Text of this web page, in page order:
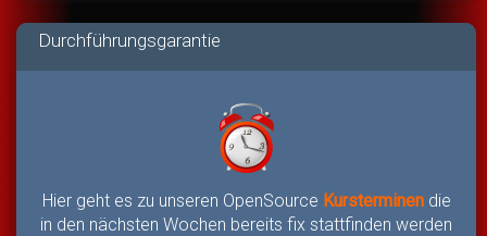
Durchführungsgarantie
Hier geht es zu unseren OpenSource Kursterminen die
in den nächsten Wochen bereits fix stattfinden werden